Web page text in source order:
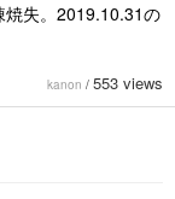
焼失。2019.10.31の
kanon / 553 views